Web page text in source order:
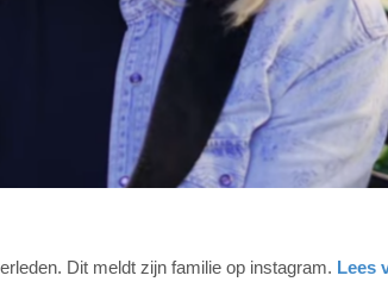
Dit meldt zijn familie op instagram. Lees